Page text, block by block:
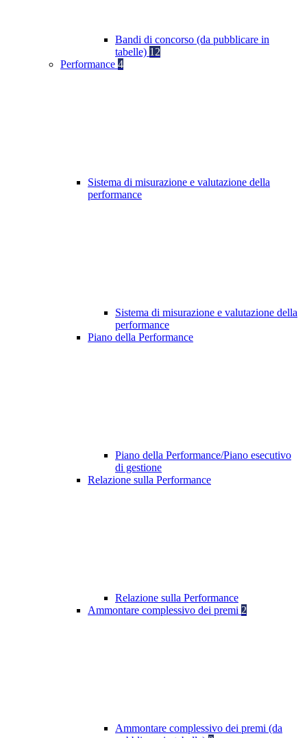
Bandi di concorso (da pubblicare in
tabelle) 12
Performance 4
Sistema di misurazione e valutazione della
performance
Sistema di misurazione e valutazione della
performance
Piano della Performance
Piano della Performance/Piano esecutivo
di gestione
Relazione sulla Performance
Relazione sulla Performance
Ammontare complessivo dei premi 2
Ammontare complessivo dei premi (da